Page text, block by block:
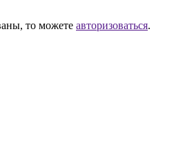
то можете авторизоваться.